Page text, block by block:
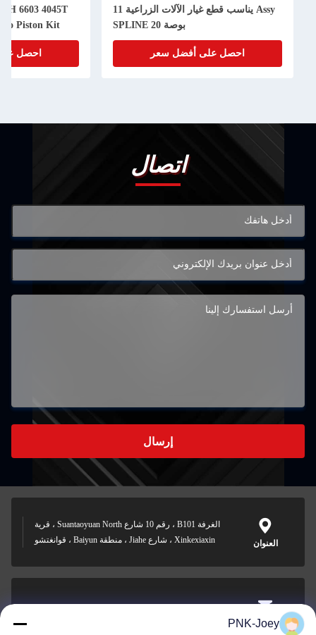
Assy يناسب قطع غيار الآلات الزراعية 11
بوصة 20 SPLINE
احصل على أفضل سعر
6603 4045T
Piston Kit
احصل
اتصال
إرسال
العنوان
الغرفة B101 ، رقم 10 شارع Suantaoyuan North ، قرية
Xinkexiaxin ، شارع Jiahe ، منطقة Baiyun ، قوانغتشو
البريد
xianzhihao@gzxingchao.infoPNK-Joey